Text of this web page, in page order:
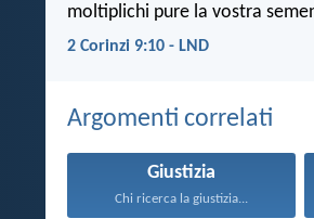
moltiplichi pure la vostra
2 Corinzi 9:10 - LND
Argomenti correlati
Giustizia
Chi ricerca la giustizia...